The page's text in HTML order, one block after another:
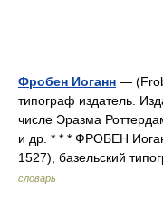
Фробен Иоганн —
типограф издатель.
числе Эразма
и др. * * * ФРОБЕН
1527), базельский
словарь